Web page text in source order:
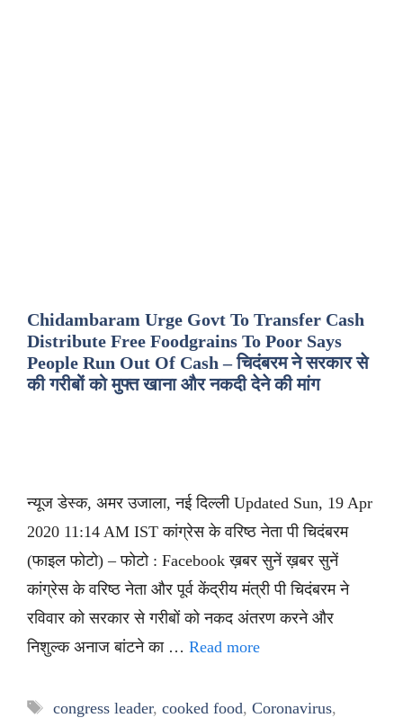
Chidambaram Urge Govt To Transfer Cash
Distribute Free Foodgrains To Poor Says
People Run Out Of Cash – चिदंबरम ने सरकार से
की गरीबों को मुफ्त खाना और नकदी देने की मांग
न्यूज डेस्क, अमर उजाला, नई दिल्ली Updated Sun, 19 Apr
2020 11:14 AM IST कांग्रेस के वरिष्ठ नेता पी चिदंबरम
(फाइल फोटो) – फोटो : Facebook ख़बर सुनें ख़बर सुनें
कांग्रेस के वरिष्ठ नेता और पूर्व केंद्रीय मंत्री पी चिदंबरम ने
रविवार को सरकार से गरीबों को नकद अंतरण करने और
निशुल्क अनाज बांटने का … Read more
Tags
congress leader, cooked food, Coronavirus,